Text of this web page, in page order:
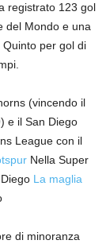
registrato 123 gol
del Mondo e una
Quinto per gol di
(vincendo il
e il San Diego
League con il
Nella Super
La maglia
di minoranza